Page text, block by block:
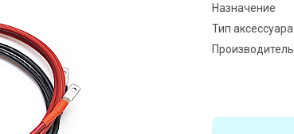
Назначение
Тип аксессуара
Производитель